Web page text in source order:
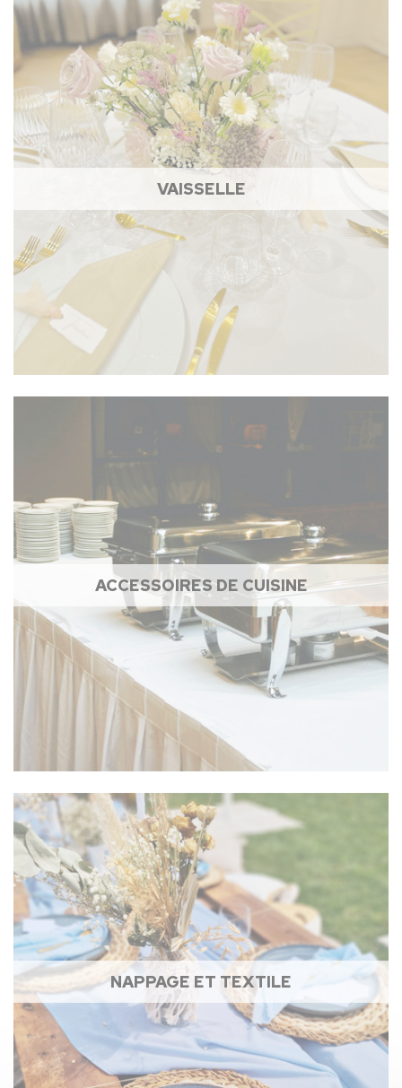
VAISSELLE
ACCESSOIRES DE CUISINE
NAPPAGE ET TEXTILE